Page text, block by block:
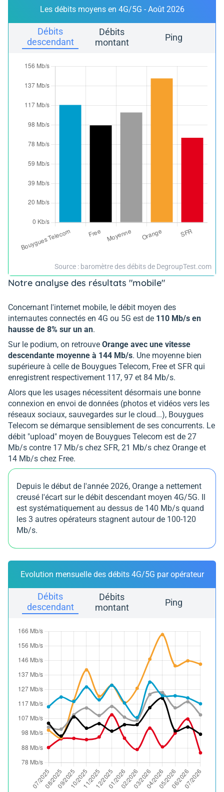
Les débits moyens en 4G/5G - Août 2026
Débits
descendant
Débits
montant
Ping
Source : baromètre des débits de DegroupTest.com
Notre analyse des résultats "mobile"
Concernant l'internet mobile, le débit moyen des
internautes connectés en 4G ou 5G est de 110 Mb/s en
hausse de 8% sur un an.
Sur le podium, on retrouve Orange avec une vitesse
descendante moyenne à 144 Mb/s. Une moyenne bien
supérieure à celle de Bouygues Telecom, Free et SFR qui
enregistrent respectivement 117, 97 et 84 Mb/s.
Alors que les usages nécessitent désormais une bonne
connexion en envoi de données (photos et vidéos vers les
réseaux sociaux, sauvegardes sur le cloud...), Bouygues
Telecom se démarque sensiblement de ses concurrents. Le
débit "upload" moyen de Bouygues Telecom est de 27
Mb/s contre 17 Mb/s chez SFR, 21 Mb/s chez Orange et
14 Mb/s chez Free.
Depuis le début de l'année 2026, Orange a nettement
creusé l'écart sur le débit descendant moyen 4G/5G. Il
est systématiquement au dessus de 140 Mb/s quand
les 3 autres opérateurs stagnent autour de 100-120
Mb/s.
Evolution mensuelle des débits 4G/5G par opérateur
Débits
descendant
Débits
montant
Ping